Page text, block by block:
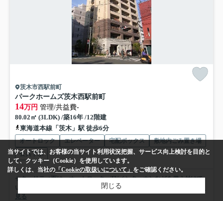
茨木市西駅前町
パークホームズ茨木西駅前町
14万円 管理/共益費-
80.02㎡ (3LDK) /築16年 /12階建
東海道本線「茨木」駅 徒歩6分
オートロック エレベーター 宅配ボックス
敷地内ごみ置き場
公共下水
セキュリティ面は、オートロック・TVインターホンなどを備え付けて
いるので安心して暮らせます。お風呂に入っているときに宅配...
見る
当サイトでは、お客様の当サイト利用状況把握、サービス向上検討を目的と
して、クッキー（Cookie）を使用しています。
詳しくは、当社の 「Cookieの取扱いについて」 をご確認ください。
閉じる